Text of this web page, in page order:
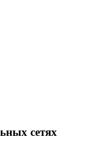
сетях